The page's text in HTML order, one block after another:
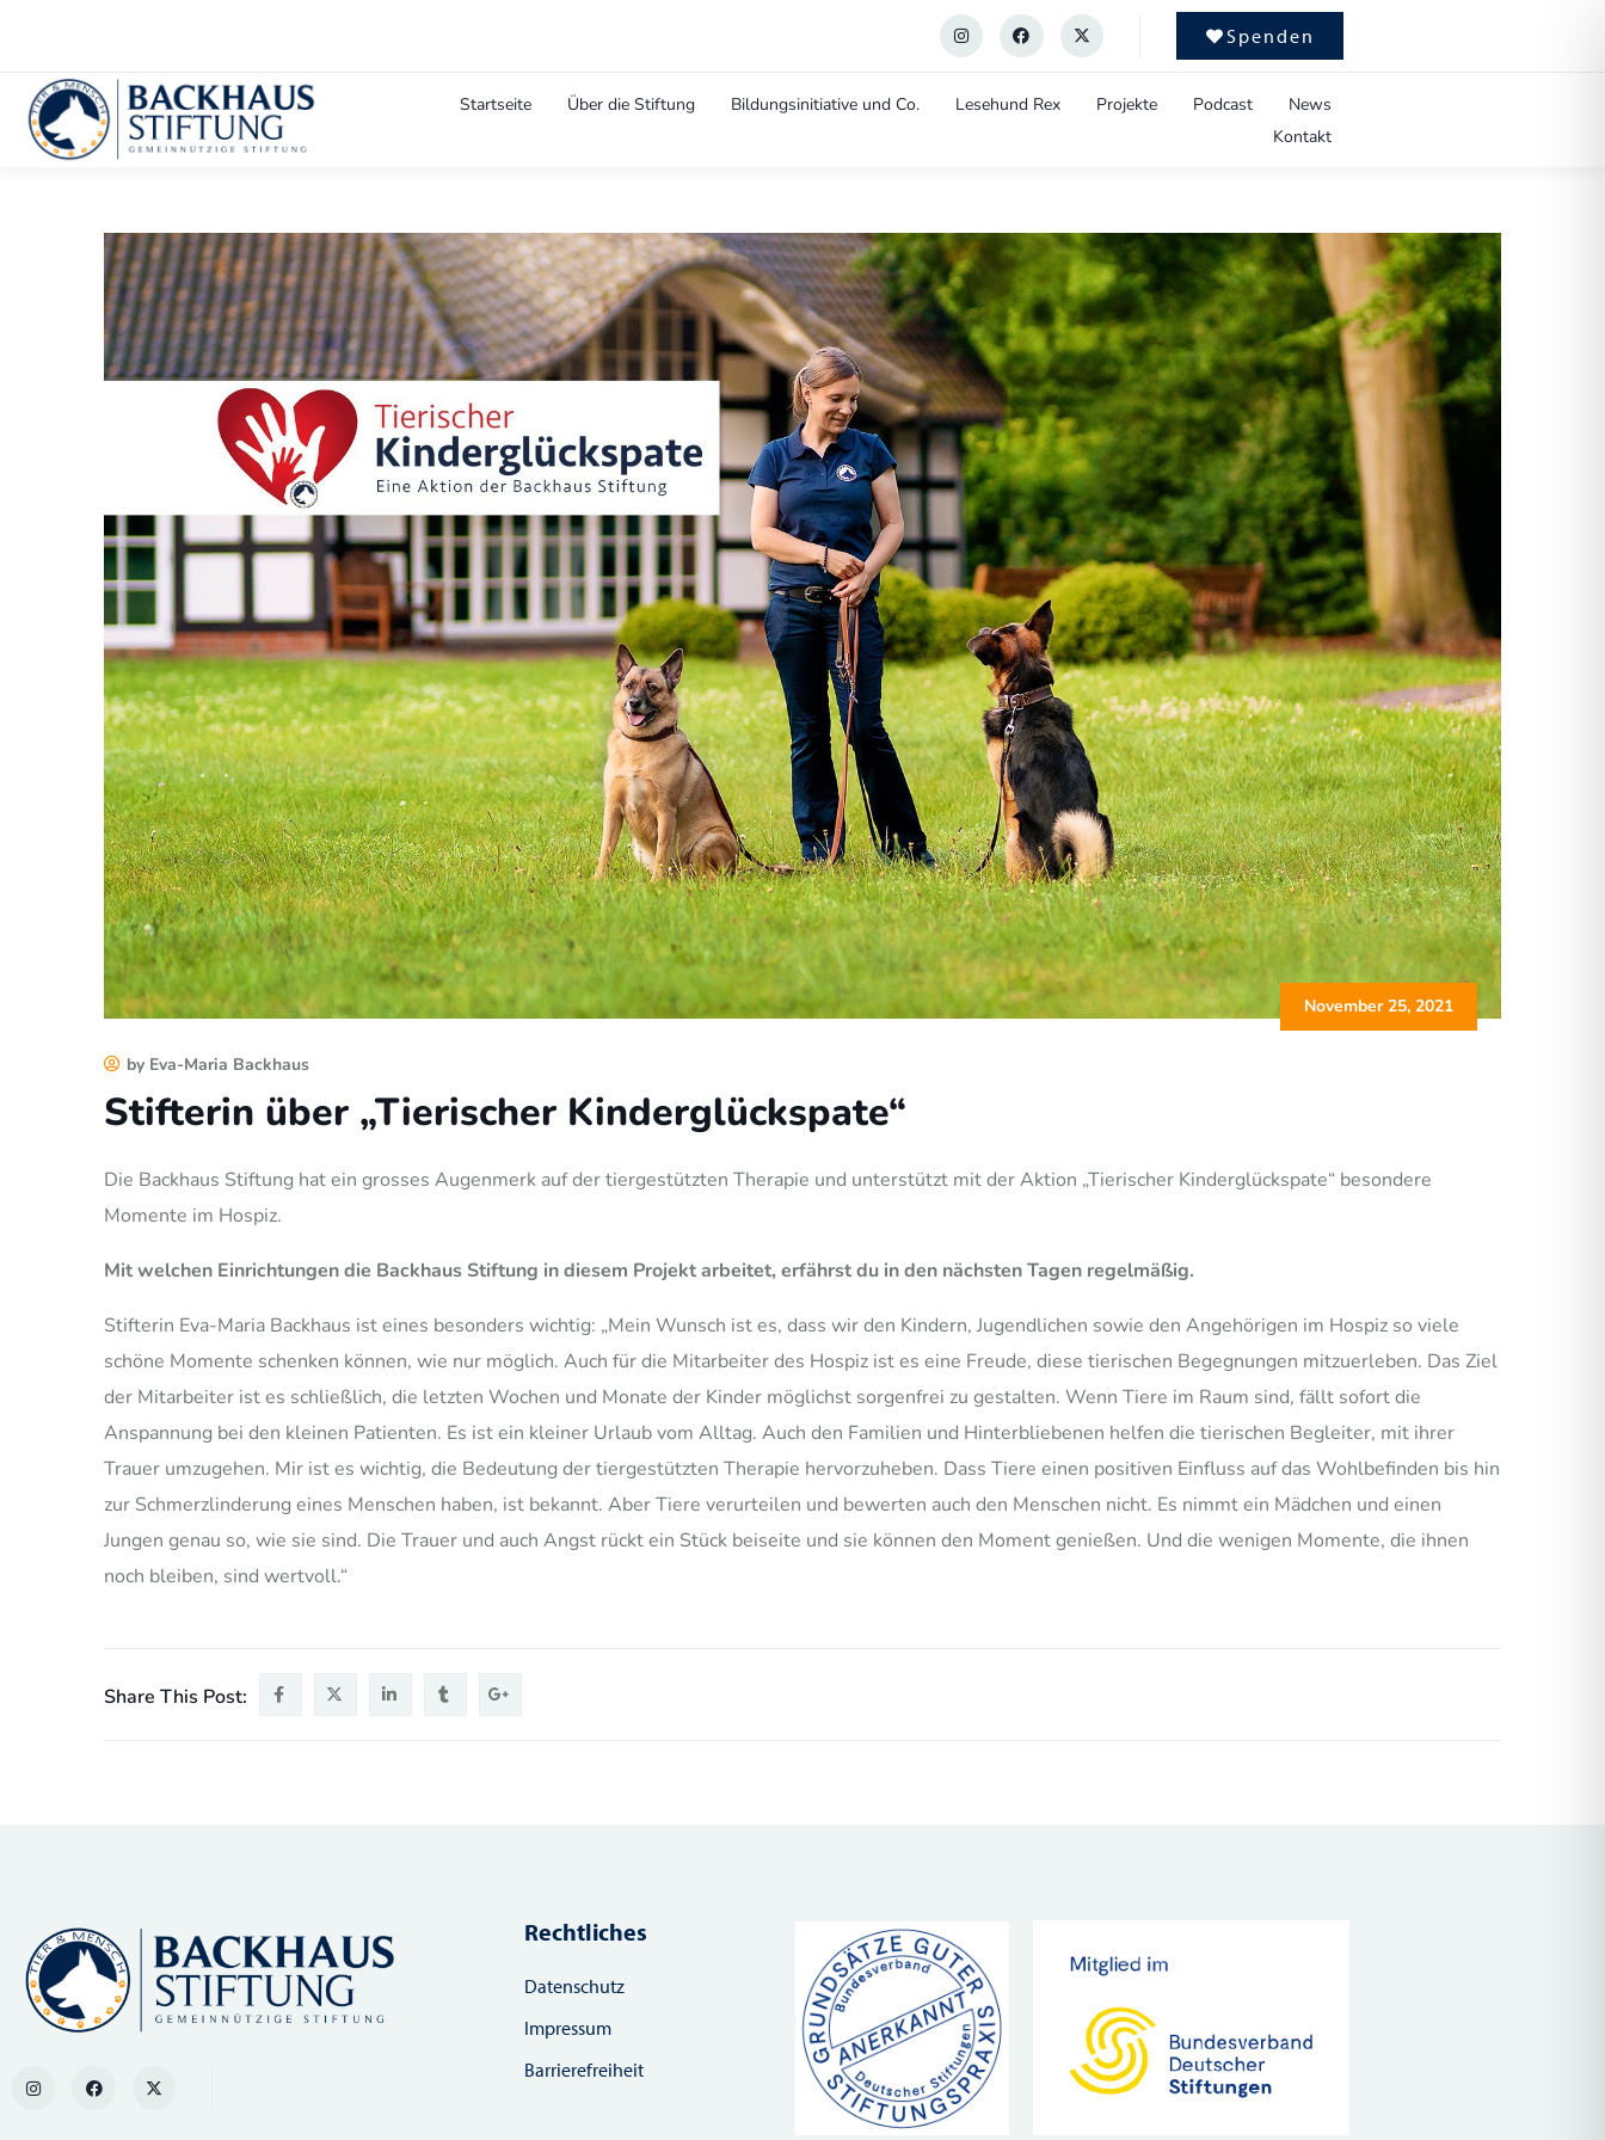
Spenden
Startseite Über die Stiftung Bildungsinitiative und Co. Lesehund Rex Projekte Podcast
News
Kontakt
November 25, 2021
by Eva-Maria Backhaus
Stifterin über „Tierischer Kinderglückspate“
Die Backhaus Stiftung hat ein grosses Augenmerk auf der tiergestützten Therapie und unterstützt mit der Aktion „Tierischer Kinderglückspate“ besondere
Momente im Hospiz.
Mit welchen Einrichtungen die Backhaus Stiftung in diesem Projekt arbeitet, erfährst du in den nächsten Tagen regelmäßig.
Stifterin Eva-Maria Backhaus ist eines besonders wichtig: „Mein Wunsch ist es, dass wir den Kindern, Jugendlichen sowie den Angehörigen im Hospiz so viele
schöne Momente schenken können, wie nur möglich. Auch für die Mitarbeiter des Hospiz ist es eine Freude, diese tierischen Begegnungen mitzuerleben. Das Ziel
der Mitarbeiter ist es schließlich, die letzten Wochen und Monate der Kinder möglichst sorgenfrei zu gestalten. Wenn Tiere im Raum sind, fällt sofort die
Anspannung bei den kleinen Patienten. Es ist ein kleiner Urlaub vom Alltag. Auch den Familien und Hinterbliebenen helfen die tierischen Begleiter, mit ihrer
Trauer umzugehen. Mir ist es wichtig, die Bedeutung der tiergestützten Therapie hervorzuheben. Dass Tiere einen positiven Einfluss auf das Wohlbefinden bis hin
zur Schmerzlinderung eines Menschen haben, ist bekannt. Aber Tiere verurteilen und bewerten auch den Menschen nicht. Es nimmt ein Mädchen und einen
Jungen genau so, wie sie sind. Die Trauer und auch Angst rückt ein Stück beiseite und sie können den Moment genießen. Und die wenigen Momente, die ihnen
noch bleiben, sind wertvoll.“
Share This Post:
Rechtliches
Datenschutz
Impressum
Barrierefreiheit